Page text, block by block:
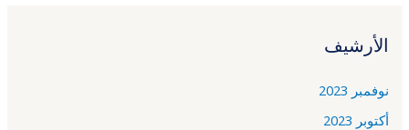
الأرشيف
نوفمبر 2023
أكتوبر 2023